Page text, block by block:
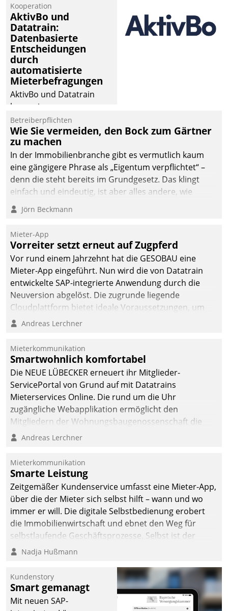
passende Fragen und
Schlagworte auswirft.
Eine intuitive
Dialogführung ermöglicht
dem externen
Serviceteam, Anrufe von
Mietenden zügiger und
effizienter zu bearbeiten.
Kooperation
AktivBo und
Datatrain:
Datenbasierte
Entscheidungen
durch
automatisierte
Mieterbefragungen
AktivBo und Datatrain
kooperieren –
Immobilienunternehmen
profitieren: Die nahtlose
Integration der Lösungen
von AktivBo und
Datatrain ermöglicht
automatisiert ausgelöste,
zielgerichtete
Mieterbefragungen – eine
starke Grundlage für
intelligente,
datengestützte
Entscheidungen.
Betreiberpflichten
Wie Sie vermeiden, den Bock zum Gärtner
zu machen
In der Immobilienbranche gibt es vermutlich kaum
eine gängigere Phrase als „Eigentum verpflichtet“ –
denn die steht bereits im Grundgesetz. Das klingt
einfach und eindeutig, ist aber alles andere, wie
Branchenbeschäftigte wissen. Denn mit der
Verantwortung folgen Verpflichtungen.
Jörn Beckmann
Mieter-App
Vorreiter setzt erneut auf Zugpferd
Vor rund einem Jahrzehnt hat die GESOBAU eine
Mieter-App eingeführt. Nun wird die von Datatrain
entwickelte SAP-integrierte Anwendung durch die
Neuversion abgelöst. Die zugrunde liegende
Cloudplattform bietet ideale Voraussetzungen, um
die Funktionalität der App zu erweitern und weitere
integrieren.
Andreas Lerchner
Mieterkommunikation
Smartwohnlich komfortabel
Die NEUE LÜBECKER erneuert ihr Mitglieder-
ServicePortal von Grund auf mit Datatrains
Mieterservices Online. Die rund um die Uhr
zugängliche Webapplikation ermöglicht den
Mitgliedern der Wohnungs­bau­genossenschaft die
Kontaktaufnahme per Smartphone, Tablet oder PC.
Andreas Lerchner
Mieterkommunikation
Smarte Leistung
Zeitgemäßer Kundenservice umfasst eine Mieter-App,
über die der Mieter sich selbst hilft – wann und wo
immer er will. Die digitale Selbstbedienung erobert
die Immobilienwirtschaft und ebnet den Weg für
selbstlaufende Geschäftsprozesse. Selbst ist der
Kunde und smart der Serviceanbieter.
Nadja Hußmann
Kundenstory
Smart gemanagt
Mit neuen SAP-